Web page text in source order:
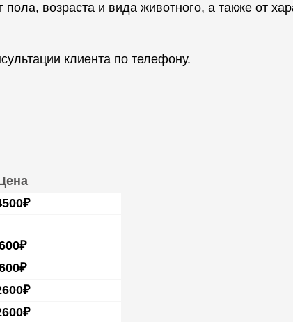
возраста и вида животного, а также от
клиента по телефону.